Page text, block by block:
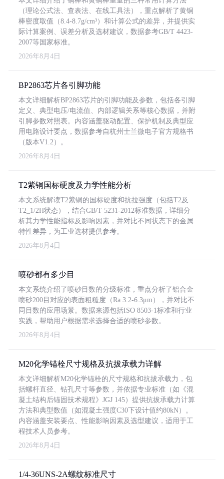
（理论公式法、查表法、在线工具法），重点解析了黄铜
棒密度取值（8.4-8.7g/cm³）和计算公式的差异，并提供实
际计算案例、误差分析及选材建议，数据参考GB/T 4423-
2007等国家标准。
2026年8月4日
BP2863芯片各引脚功能
本文详细解析BP2863芯片的引脚功能及参数，包括各引脚
定义、典型电压/电流值、内部逻辑关系等核心数据，并附
引脚参数对照表。内容涵盖驱动配置、保护机制及典型应
用电路设计要点，数据参考自杭州士兰微电子官方规格书
（版本V1.2）。
2026年8月4日
T2紫铜国标硬度及力学性能分析
本文系统解读T2紫铜的国标硬度和抗拉强度（包括T2及
T2_1/2H状态），结合GB/T 5231-2012标准数据，详细分
析其力学性能指标及影响因素，并对比不同状态下的金属
特性差异，为工业选材提供参考。
2026年8月4日
喷砂都有多少目
本文系统介绍了喷砂目数的分级标准，重点分析了铝合金
喷砂200目对应的表面粗糙度（Ra 3.2-6.3μm），并对比不
同目数的应用场景。数据来源包括ISO 8503-1标准和行业
实践，帮助用户根据需求选择合适的喷砂参数。
2026年8月4日
M20化学锚栓尺寸规格及抗拔承载力详解
本文详细解析M20化学锚栓的尺寸规格和抗拔承载力，包
括螺杆直径、钻孔尺寸等参数，并依据专业标准（如《混
凝土结构后锚固技术规程》JGJ 145）提供抗拔承载力计算
方法和典型数值（如混凝土强度C30下设计值约80kN）。
内容涵盖安装要点、性能影响因素及选型建议，适用于工
程技术人员参考。
2026年8月4日
1/4-36UNS-2A螺纹标准尺寸